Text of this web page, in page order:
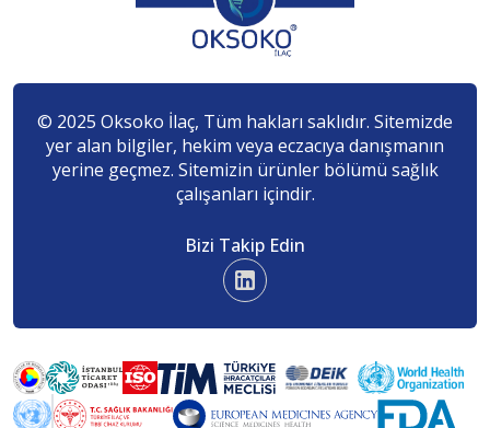
© 2025 Oksoko İlaç, Tüm hakları saklıdır. Sitemizde
yer alan bilgiler, hekim veya eczacıya danışmanın
yerine geçmez. Sitemizin ürünler bölümü sağlık
çalışanları içindir.
Bizi Takip Edin